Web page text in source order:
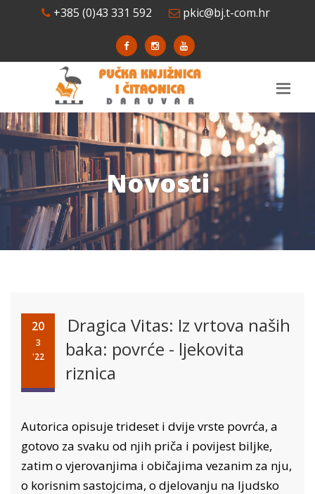
+385 (0)43 331 592 pkic@bj.t-com.hr
Novosti
20
3
'22
Dragica Vitas: Iz vrtova naših
baka: povrće - ljekovita
riznica
Autorica opisuje trideset i dvije vrste povrća, a
gotovo za svaku od njih priča i povijest biljke,
zatim o vjerovanjima i običajima vezanim za nju,
o korisnim sastojcima, o djelovanju na ljudsko